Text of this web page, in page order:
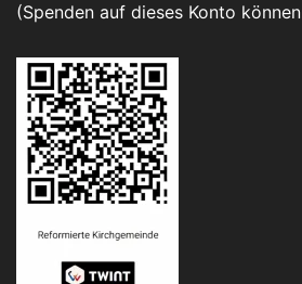
(Spenden auf dieses Konto